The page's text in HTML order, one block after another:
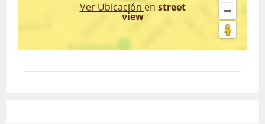
Ver Ubicación en street
view